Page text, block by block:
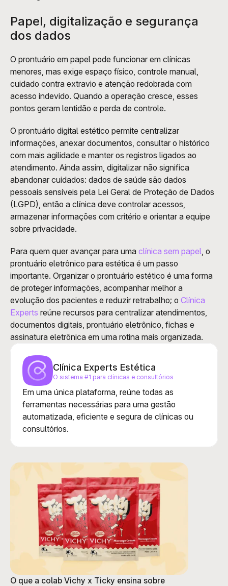
Papel, digitalização e segurança
dos dados
O prontuário em papel pode funcionar em clínicas
menores, mas exige espaço físico, controle manual,
cuidado contra extravio e atenção redobrada com
acesso indevido. Quando a operação cresce, esses
pontos geram lentidão e perda de controle.
O prontuário digital estético permite centralizar
informações, anexar documentos, consultar o histórico
com mais agilidade e manter os registros ligados ao
atendimento. Ainda assim, digitalizar não significa
abandonar cuidados: dados de saúde são dados
pessoais sensíveis pela Lei Geral de Proteção de Dados
(LGPD), então a clínica deve controlar acessos,
armazenar informações com critério e orientar a equipe
sobre privacidade.
Para quem quer avançar para uma clínica sem papel, o
prontuário eletrônico para estética é um passo
importante. Organizar o prontuário estético é uma forma
de proteger informações, acompanhar melhor a
evolução dos pacientes e reduzir retrabalho; o Clínica
Experts reúne recursos para centralizar atendimentos,
documentos digitais, prontuário eletrônico, fichas e
assinatura eletrônica em uma rotina mais organizada.
Clínica Experts Estética
O sistema #1 para clínicas e consultórios
Em uma única plataforma, reúne todas as
ferramentas necessárias para uma gestão
automatizada, eficiente e segura de clínicas ou
consultórios.
O que a colab Vichy x Ticky ensina sobre